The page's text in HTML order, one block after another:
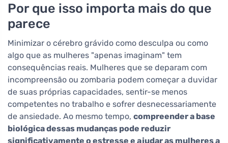
Por que isso importa mais do que
parece
Minimizar o cérebro grávido como desculpa ou como
algo que as mulheres "apenas imaginam" tem
consequências reais. Mulheres que se deparam com
incompreensão ou zombaria podem começar a duvidar
de suas próprias capacidades, sentir-se menos
competentes no trabalho e sofrer desnecessariamente
de ansiedade. Ao mesmo tempo, compreender a base
biológica dessas mudanças pode reduzir
significativamente o estresse e ajudar as mulheres a